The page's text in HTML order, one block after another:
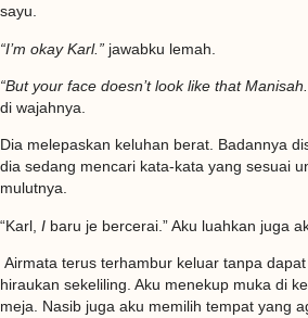
sayu.
“I’m okay Karl.” jawabku lemah.
“But your face doesn’t look like that
di wajahnya.
Dia melepaskan keluhan berat. Badannya
dia sedang mencari kata-kata yang sesuai
mulutnya.
“Karl, I baru je bercerai.” Aku luahkan juga
Airmata terus terhambur keluar tanpa
hiraukan sekeliling. Aku menekup muka di
meja. Nasib juga aku memilih tempat yang